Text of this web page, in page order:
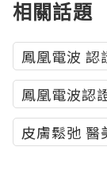
相關話題
鳳凰電波 認
鳳凰電波認
皮膚鬆弛 醫